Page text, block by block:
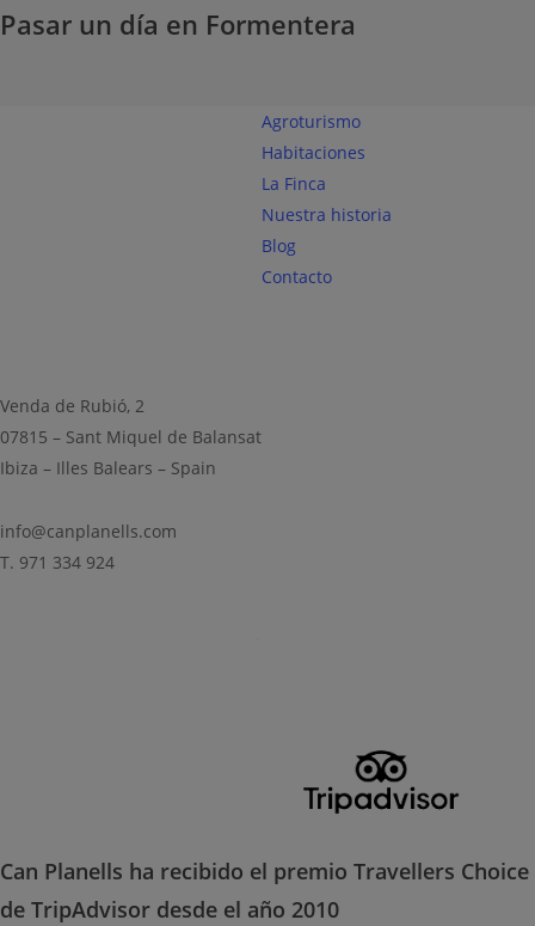
día
Pasar un día en Formentera
Venda de Rubió, 2
07815 – Sant Miquel de Balansat
Ibiza – Illes Balears – Spain
info@canplanells.com
T. 971 334 924
Agroturismo
Habitaciones
La Finca
Nuestra historia
Blog
Contacto
Can Planells ha recibido el premio Travellers Choice
de TripAdvisor desde el año 2010